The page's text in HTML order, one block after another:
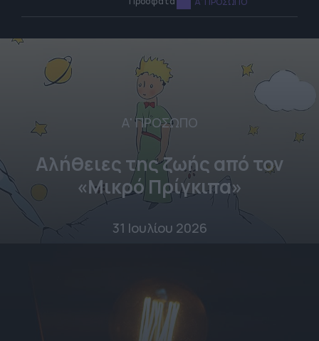
Α' ΠΡΟΣΩΠΟ
Αλήθειες της ζωής από τον
«Μικρό Πρίγκιπα»
31 Ιουλίου 2026